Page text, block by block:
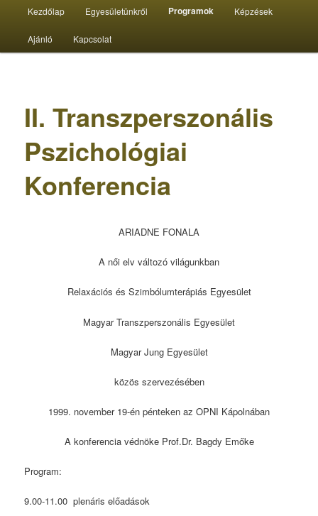
Kezdőlap Egyesületünkről Programok Képzések
Ajánló Kapcsolat
II. Transzperszonális
Pszichológiai
Konferencia
ARIADNE FONALA
A női elv változó világunkban
Relaxációs és Szimbólumterápiás Egyesület
Magyar Transzperszonális Egyesület
Magyar Jung Egyesület
közös szervezésében
1999. november 19-én pénteken az OPNI Kápolnában
A konferencia védnöke Prof.Dr. Bagdy Emőke
Program:
9.00-11.00 plenáris előadások